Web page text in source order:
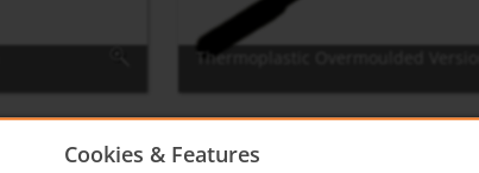
Thermoplastic Overmoulded Version
Cookies & Features